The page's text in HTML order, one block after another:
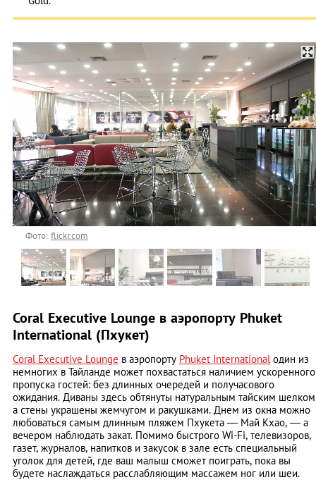
Фото:flickr.com
Coral Executive Lounge в аэропорту Phuket
International (Пхукет)
Coral Executive Lounge в аэропорту Phuket Internationalодин из
немногих в Тайланде может похвастаться наличием ускоренного
пропуска гостей: без длинных очередей и получасового
ожидания. Диваны здесь обтянуты натуральным тайским
а стены украшены жемчугом и ракушками. Днем из окна можно
любоваться самым длинным пляжем Пхукета — Май Кхао, — а
вечером наблюдать закат. Помимо быстрого Wi-Fi, телевизоров,
газет, журналов, напитков и закусок в зале есть специальный
уголок для детей, где ваш малыш сможет поиграть, пока вы
будете наслаждаться расслабляющим массажем ног или шеи.